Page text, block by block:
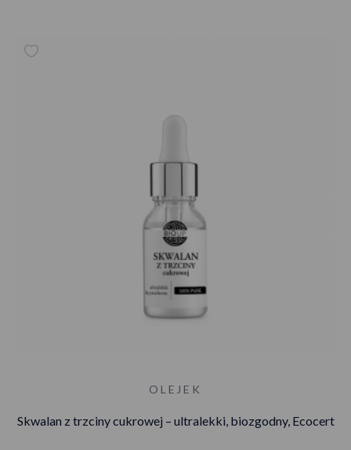
OLEJEK
Skwalan z trzciny cukrowej – ultralekki, biozgodny, Ecocert